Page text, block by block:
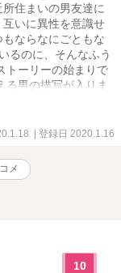
住まいの男友達に
いに異性を意識せ
ならなにごともな
のに、そんなふう
ーリーの始まりで
男の描写が入りま
※第四部『◆２』
の出来事です。 時
ります。 読後の
| 登録日 2020.1.16
メ
10